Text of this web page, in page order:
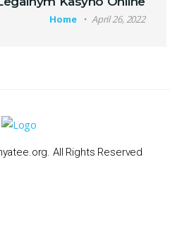
Home April 26, 2022
All Rights Reserved